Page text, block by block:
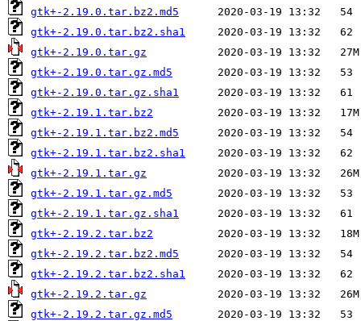
gtk+-2.19.0.tar.bz2.md5
gtk+-2.19.0.tar.bz2.sha1
gtk+-2.19.0.tar.gz
gtk+-2.19.0.tar.gz.md5
gtk+-2.19.0.tar.gz.sha1
gtk+-2.19.1.tar.bz2
gtk+-2.19.1.tar.bz2.md5
gtk+-2.19.1.tar.bz2.sha1
gtk+-2.19.1.tar.gz
gtk+-2.19.1.tar.gz.md5
gtk+-2.19.1.tar.gz.sha1
gtk+-2.19.2.tar.bz2
gtk+-2.19.2.tar.bz2.md5
gtk+-2.19.2.tar.bz2.sha1
gtk+-2.19.2.tar.gz
gtk+-2.19.2.tar.gz.md5